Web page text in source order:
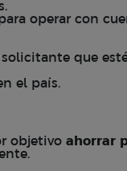
operar con
que
el país.
objetivo ahorrar